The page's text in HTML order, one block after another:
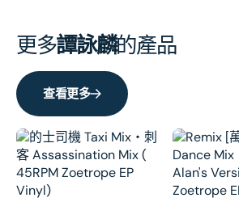
列]
(日
本
壓
碟)
的
數
量
更多譚詠麟的產品
查看更多